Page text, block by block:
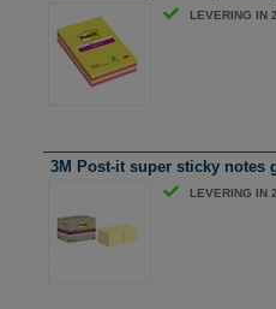
LEVERING IN
3M Post-it super sticky notes
LEVERING IN